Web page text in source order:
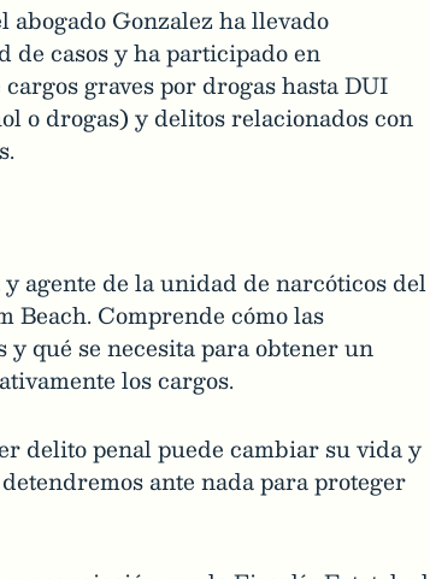
abogado Gonzalez ha llevado
de casos y ha participado en
graves por drogas hasta DUI
o drogas) y delitos relacionados con
agente de la unidad de narcóticos del
Beach. Comprende cómo las
y qué se necesita para obtener un
los cargos.
delito penal puede cambiar su vida y
ante nada para proteger